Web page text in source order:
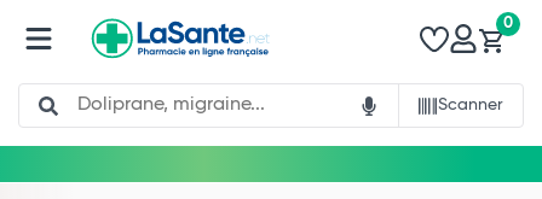
Search
Scanner
0